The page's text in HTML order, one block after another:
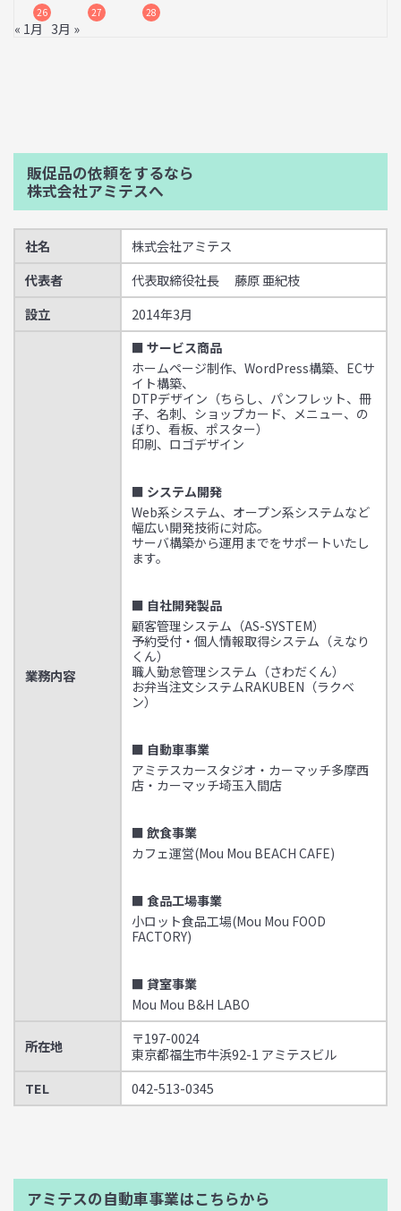
26
27 28
« 1月 3月 »
販促品の依頼をするなら
株式会社アミテスへ
社名
株式会社アミテス
代表者
代表取締役社長 藤原 亜紀枝
設立
2014年3月
業務内容
■ サービス商品
ホームページ制作、WordPress構築、ECサ
イト構築、
DTPデザイン（ちらし、パンフレット、冊
子、名刺、ショップカード、メニュー、の
ぼり、看板、ポスター）
印刷、ロゴデザイン
■ システム開発
Web系システム、オープン系システムなど
幅広い開発技術に対応。
サーバ構築から運用までをサポートいたし
ます。
■ 自社開発製品
顧客管理システム（AS-SYSTEM）
予約受付・個人情報取得システム（えなり
くん）
職人勤怠管理システム（さわだくん）
お弁当注文システムRAKUBEN（ラクベ
ン）
■ 自動車事業
アミテスカースタジオ・カーマッチ多摩西
店・カーマッチ埼玉入間店
■ 飲食事業
カフェ運営(Mou Mou BEACH CAFE)
■ 食品工場事業
小ロット食品工場(Mou Mou FOOD
FACTORY)
■ 貸室事業
Mou Mou B&H LABO
所在地
〒197-0024
東京都福生市牛浜92-1 アミテスビル
TEL
042-513-0345
アミテスの自動車事業はこちらから